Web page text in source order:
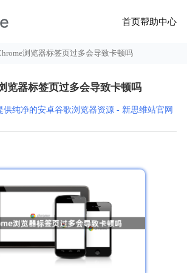
首页帮助中心
浏览器标签页过多会导致卡顿吗
览器标签页过多会导致卡顿吗
供纯净的安卓谷歌浏览器资源 - 新思维站官网